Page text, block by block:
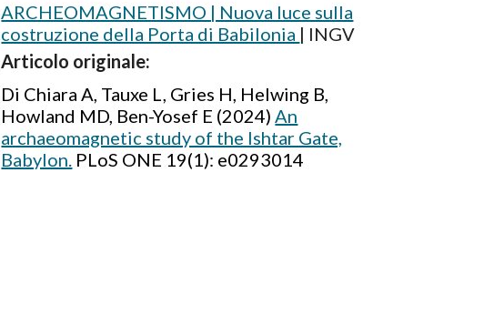
ARCHEOMAGNETISMO | Nuova luce sulla
costruzione della Porta di Babilonia | INGV
Articolo originale:
Di Chiara A, Tauxe L, Gries H, Helwing B,
Howland MD, Ben-Yosef E (2024)An
archaeomagnetic study of the Ishtar Gate,
Babylon. PLoS ONE 19(1): e0293014